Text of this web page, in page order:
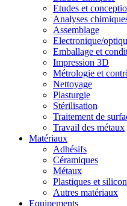
Etudes et
Analyses
Assemblage
Electronique/
Emballage et
Impression 3D
Métrologie et
Nettoyage
Plasturgie
Stérilisation
Traitement de
Travail des métaux
Matériaux
Adhésifs
Céramiques
Métaux
Plastiques et
Autres matériaux
Equipements